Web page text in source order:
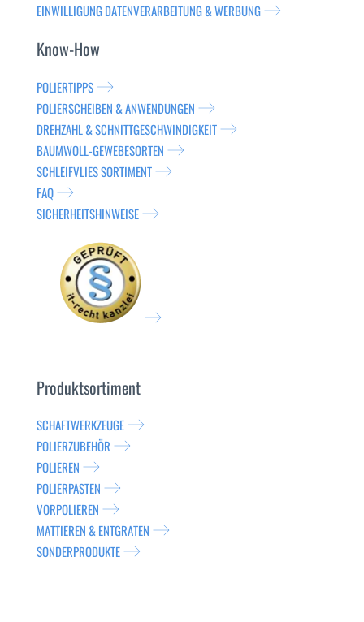
EINWILLIGUNG DATENVERARBEITUNG & WERBUNG
Know-How
POLIERTIPPS
POLIERSCHEIBEN & ANWENDUNGEN
DREHZAHL & SCHNITTGESCHWINDIGKEIT
BAUMWOLL-GEWEBESORTEN
SCHLEIFVLIES SORTIMENT
FAQ
SICHERHEITSHINWEISE
Produktsortiment
SCHAFTWERKZEUGE
POLIERZUBEHÖR
POLIEREN
POLIERPASTEN
VORPOLIEREN
MATTIEREN & ENTGRATEN
SONDERPRODUKTE